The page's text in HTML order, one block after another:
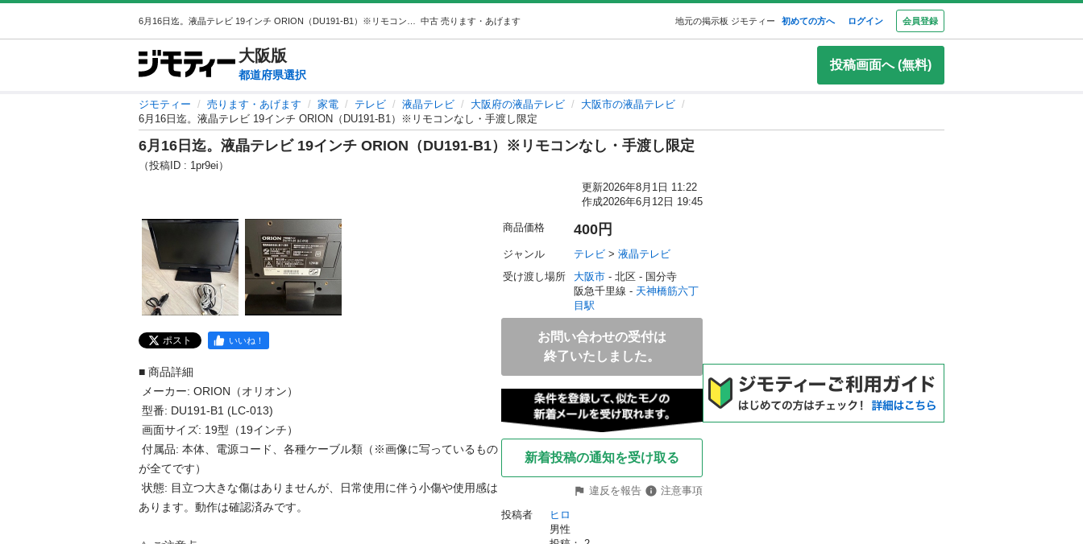
中古 売ります・あげます 地元の掲示板 ジモティー 初めての方へ ログイン 会員登録
大阪版
都道府県選択
投稿画面へ (無料)
ジモティー 売ります・あげます 家電 テレビ 液晶テレビ 大阪府の液晶テレビ
大阪市の液晶テレビ
6月16日迄。液晶テレビ 19インチ ORION（DU191-B1）※リモコンなし・手渡し限定
6月16日迄。液晶テレビ 19インチ ORION（DU191-B1）※リモコンなし・手渡し限定
（投稿ID : 1pr9ei）
更新2026年8月1日 11:22
作成2026年6月12日 19:45
ポスト いいね！
■ 商品詳細
が全てです）
あります。動作は確認済みです。
商品価格 400円
ジャンル テレビ > 液晶テレビ
受け渡し場所
大阪市 - 北区 - 国分寺
阪急千里線 - 天神橋筋六丁
目駅
お問い合わせの受付は
終了いたしました。
新着投稿の通知を受け取る
違反を報告
注意事項
投稿者
ヒロ
男性